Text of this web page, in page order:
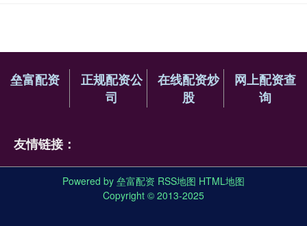
垒富配资
正规配资公
司
在线配资炒
股
网上配资查
询
友情链接：
Powered by 垒富配资 RSS地图 HTML地图
Copyright © 2013-2025